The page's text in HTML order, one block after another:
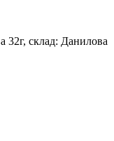
32г, склад: Данилова